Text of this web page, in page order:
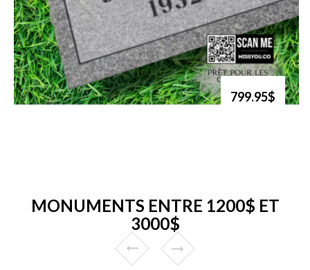
799.95$
MONUMENTS ENTRE 1200$ ET
3000$